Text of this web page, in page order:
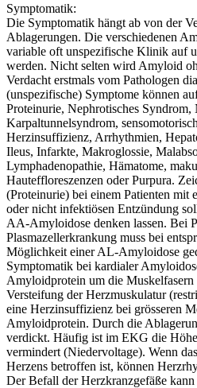
Symptomatik:
Die Symptomatik hängt ab von der
Ablagerungen. Die verschiedenen
variable oft unspezifische Klinik auf
werden. Nicht selten wird Amyloid
Verdacht erstmals vom Pathologen
(unspezifische) Symptome können
Proteinurie, Nephrotisches
Karpaltunnelsyndrom,
Herzinsuffizienz, Arrhythmien,
Ileus, Infarkte, Makroglossie,
Lymphadenopathie, Hämatome,
Hauteffloreszenzen oder Purpura.
(Proteinurie) bei einem Patienten mit
oder nicht infektiösen Entzündung
AA-Amyloidose denken lassen. Bei
Plasmazellerkrankung muss bei
Möglichkeit einer AL-Amyloidose
Symptomatik bei kardialer
Amyloidprotein um die Muskelfasern
Versteifung der Herzmuskulatur
eine Herzinsuffizienz bei grösseren
Amyloidprotein. Durch die
verdickt. Häufig ist im EKG die
vermindert (Niedervoltage). Wenn
Herzens betroffen ist, können
Der Befall der Herzkranzgefäße kann